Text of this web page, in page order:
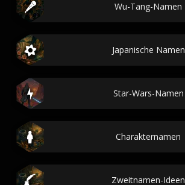
Wu-Tang-Namen
Japanische Namen
Star-Wars-Namen
Charakternamen
Zweitnamen-Ideen